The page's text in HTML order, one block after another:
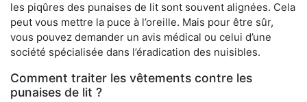
les piqûres des punaises de lit sont souvent alignées. Cela
peut vous mettre la puce à l’oreille. Mais pour être sûr,
vous pouvez demander un avis médical ou celui d’une
société spécialisée dans l’éradication des nuisibles.
Comment traiter les vêtements contre les
punaises de lit ?